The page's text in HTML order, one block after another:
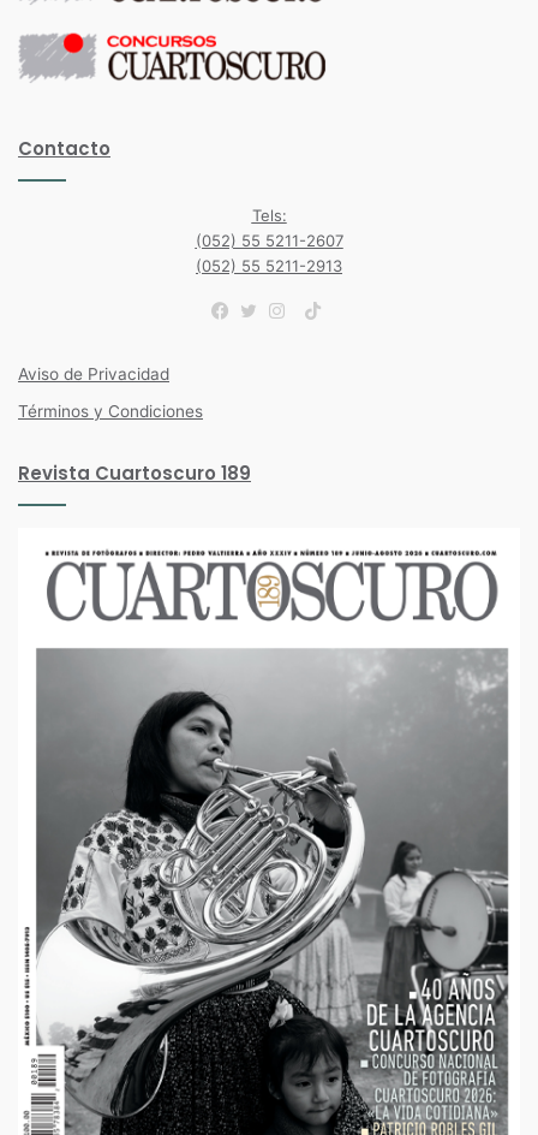
Contacto
Tels:
(052) 55 5211-2607
(052) 55 5211-2913
TikTok
Aviso de Privacidad
Términos y Condiciones
Revista Cuartoscuro 189